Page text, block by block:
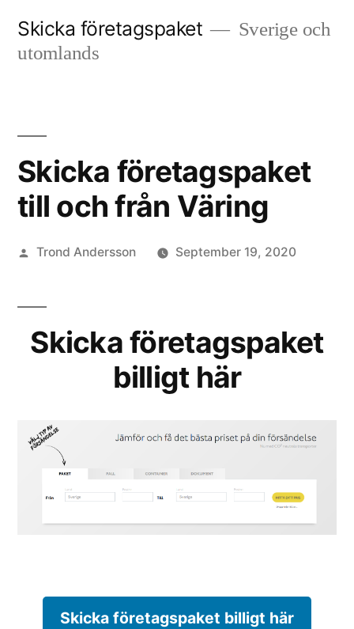
Skicka företagspaket
Sverige och
utomlands
Skicka företagspaket
till och från Väring
Posted
Trond Andersson September 19, 2020
Skicka företagspaket
billigt här
Skicka företagspaket billigt här